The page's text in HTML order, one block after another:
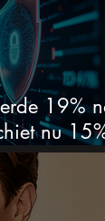
19% na
nu 15%